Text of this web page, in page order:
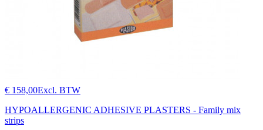
€ 158,00Excl. BTW
HYPOALLERGENIC ADHESIVE PLASTERS - Family mix
strips